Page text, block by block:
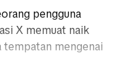
pengguna
X memuat naik
mengenai